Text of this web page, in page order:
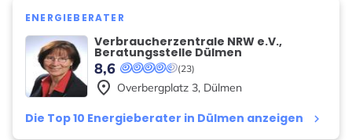
ENERGIEBERATER
Verbraucherzentrale NRW e.V.,
Beratungsstelle Dülmen
(23)
8,6
Die Top 10 Energieberater in Dülmen anzeigen keyboard_arrow_right
place Overbergplatz 3, Dülmen